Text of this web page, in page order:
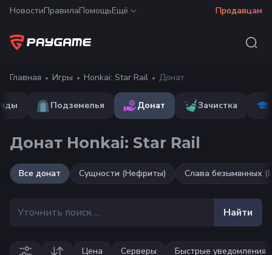
НовостиПравилаПомощьЕщё Продавцам
Главная Игры Honkai: Star Rail Донат
Подземелья Донат Зачистка
Донат Honkai: Star Rail
Все донат Сущности (Нефриты) Слава безымянных
Найти
Цена Серверы Быстрые уведомления